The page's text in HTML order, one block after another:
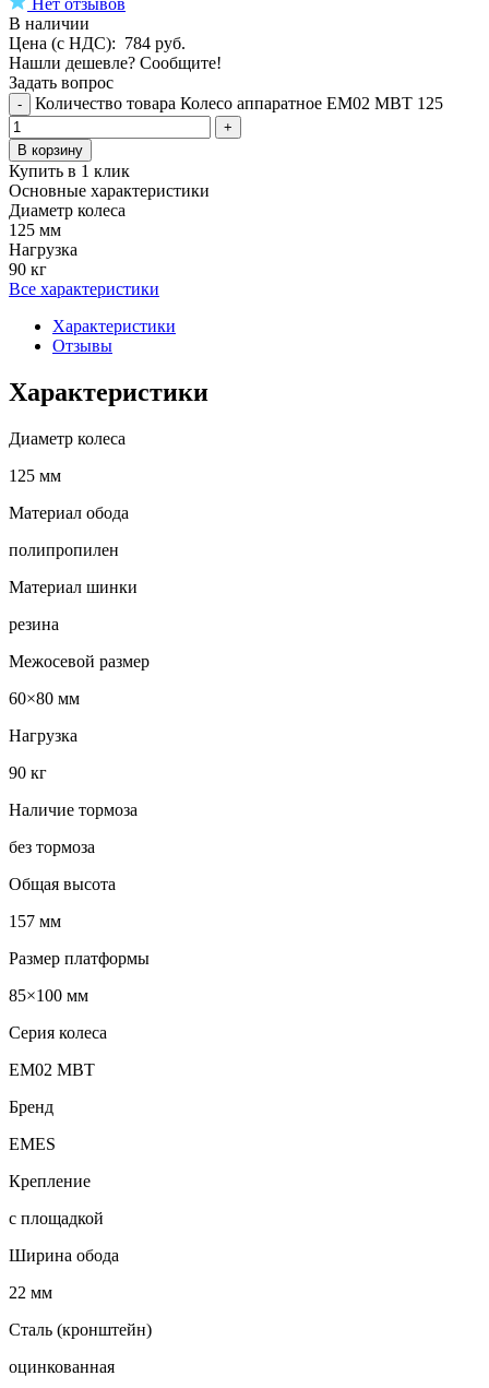
В наличии
Цена (с НДС): 784 руб.
Нашли дешевле? Сообщите!
Задать вопрос
- Количество товара Колесо аппаратное EM02 MBT 125
+
В корзину
Купить в 1 клик
Основные характеристики
Диаметр колеса
125 мм
Нагрузка
90 кг
Все характеристики
Характеристики
Отзывы
Характеристики
Диаметр колеса
125 мм
Материал обода
полипропилен
Материал шинки
резина
Межосевой размер
60×80 мм
Нагрузка
90 кг
Наличие тормоза
без тормоза
Общая высота
157 мм
Размер платформы
85×100 мм
Серия колеса
EM02 MBT
Бренд
EMES
Крепление
с площадкой
Ширина обода
22 мм
Сталь (кронштейн)
оцинкованная